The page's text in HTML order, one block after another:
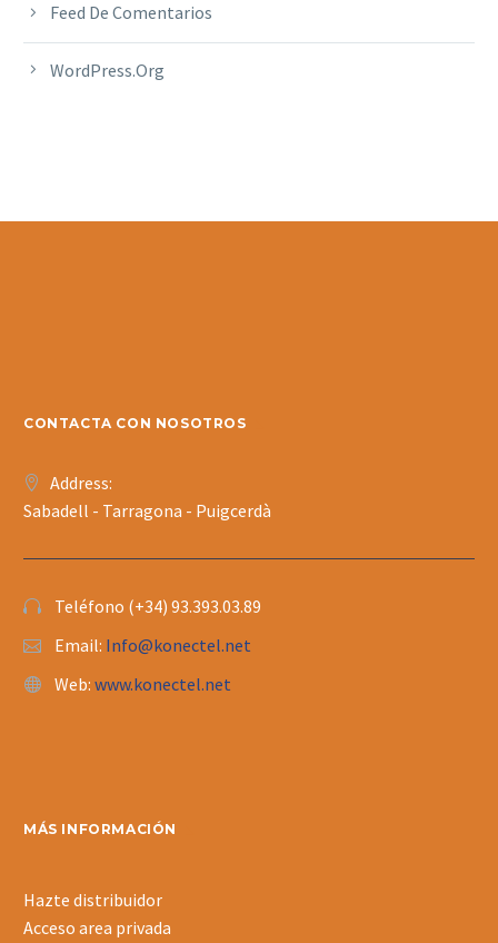
Feed De Comentarios
WordPress.org
CONTACTA CON NOSOTROS
Address:
Sabadell - Tarragona - Puigcerdà
Teléfono (+34) 93.393.03.89
Email: Info@konectel.net
Web: www.konectel.net
MÁS INFORMACIÓN
Hazte distribuidor
Acceso area privada